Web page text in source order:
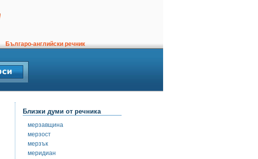
Българо-английски речник
Близки думи от речника
мерзавщина
мерзост
мерзък
меридиан